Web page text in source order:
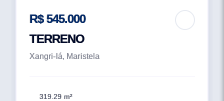
R$ 545.000
TERRENO
Xangri-lá, Maristela
319.29 m²